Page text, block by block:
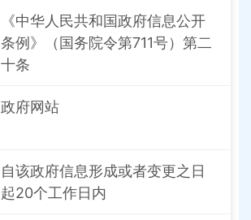
《中华人民共和国政府信息公开
条例》（国务院令第711号）第二
十条
政府网站
自该政府信息形成或者变更之日
起20个工作日内